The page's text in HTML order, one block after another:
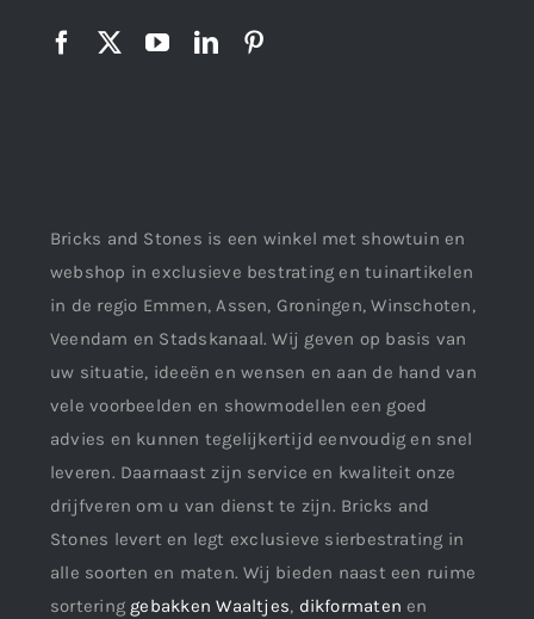
Bricks and Stones is een winkel met showtuin en
webshop in exclusieve bestrating en tuinartikelen
in de regio Emmen, Assen, Groningen, Winschoten,
Veendam en Stadskanaal. Wij geven op basis van
uw situatie, ideeën en wensen en aan de hand van
vele voorbeelden en showmodellen een goed
advies en kunnen tegelijkertijd eenvoudig en snel
leveren. Daarnaast zijn service en kwaliteit onze
drijfveren om u van dienst te zijn. Bricks and
Stones levert en legt exclusieve sierbestrating in
alle soorten en maten. Wij bieden naast een ruime
sortering gebakken Waaltjes, dikformaten en